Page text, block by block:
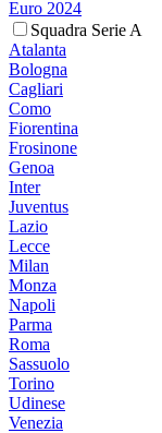
Euro 2024
Squadra Serie A
Atalanta
Bologna
Cagliari
Como
Fiorentina
Frosinone
Genoa
Inter
Juventus
Lazio
Lecce
Milan
Monza
Napoli
Parma
Roma
Sassuolo
Torino
Udinese
Venezia